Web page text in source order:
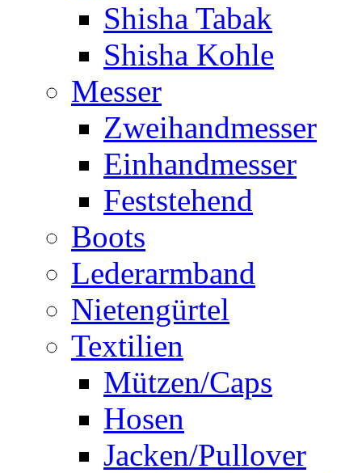
Shisha Tabak
Shisha Kohle
Messer
Zweihandmesser
Einhandmesser
Feststehend
Boots
Lederarmband
Nietengürtel
Textilien
Mützen/Caps
Hosen
Jacken/Pullover